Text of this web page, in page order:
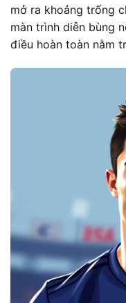
mở ra khoảng trống
màn trình diễn bùng
điều hoàn toàn nằm